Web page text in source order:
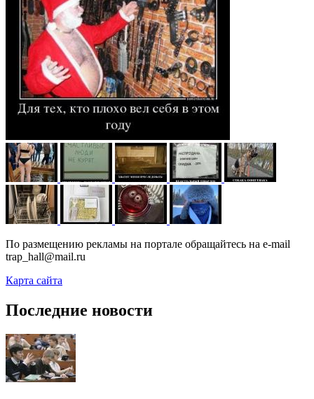
По размещению рекламы на портале обращайтесь на e-mail
trap_hall@mail.ru
Карта сайта
Последние новости